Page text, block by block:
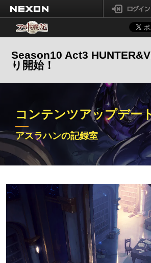
Season10 Act3
り開始！
新規アクト「アスラハ
ン：霧ノ神ム」
アスラ
アイテムファーミング システム
覚醒クエストとクエストブックリ
利便性の改善
追加改善と変更内容
コンテンツアップデー
アスラハンの記録室